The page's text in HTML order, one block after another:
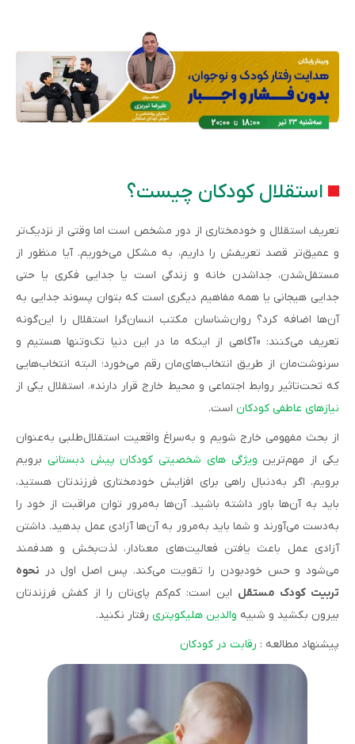
استقلال کودکان چیست؟
تعریف استقلال و خودمختاری از دور مشخص است اما وقتی از نزدیک‌تر
و عمیق‌تر قصد تعریفش را داریم، به مشکل می‌خوریم. آیا منظور از
مستقل‌شدن، جدا‌شدن خانه و زندگی است یا جدایی فکری یا حتی
جدایی هیجانی یا همه مفاهیم دیگری است که بتوان پسوند جدایی به
آن‌ها اضافه کرد؟ روان‌شناسان مکتب انسان‌گرا استقلال را این‌گونه
تعریف می‌کنند: «آگاهی از اینکه ما در این دنیا تک‌وتنها هستیم و
سرنوشت‌مان از طریق انتخاب‌های‌مان رقم می‌خورد؛ البته انتخاب‌هایی
که تحت‌تاثیر روابط اجتماعی و محیط خارج قرار دارند». استقلال یکی از
نیازهای عاطفی کودکان است.
از بحث مفهومی خارج شویم و به‌سراغ واقعیت استقلال‌طلبی به‌عنوان
یکی از مهم‌ترین ویژگی های شخصیتی کودکان پیش دبستانی برویم
برویم. اگر به‌دنبال راهی برای افزایش خودمختاری فرزندتان هستید،
باید به آن‌ها باور داشته باشید. آن‌ها به‌مرور توان مراقبت از خود را
به‌دست می‌آورند و شما باید به‌مرور به آن‌ها آزادی عمل بدهید. داشتن
آزادی عمل باعث یافتن فعالیت‌های معنادار، لذت‌بخش و هدفمند
می‌شود و حس خودبودن را تقویت می‌کند. پس اصل اول در نحوه
تربیت کودک مستقل این است: کم‌کم پای‌تان را از کفش فرزندتان
بیرون بکشید و شبیه والدین هلیکوپتری رفتار نکنید.
پیشنهاد مطالعه : رقابت در کودکان